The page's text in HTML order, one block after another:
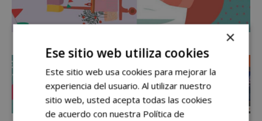
×
Ese sitio web utiliza cookies
Este sitio web usa cookies para mejorar la
experiencia del usuario. Al utilizar nuestro
sitio web, usted acepta todas las cookies
de acuerdo con nuestra Política de